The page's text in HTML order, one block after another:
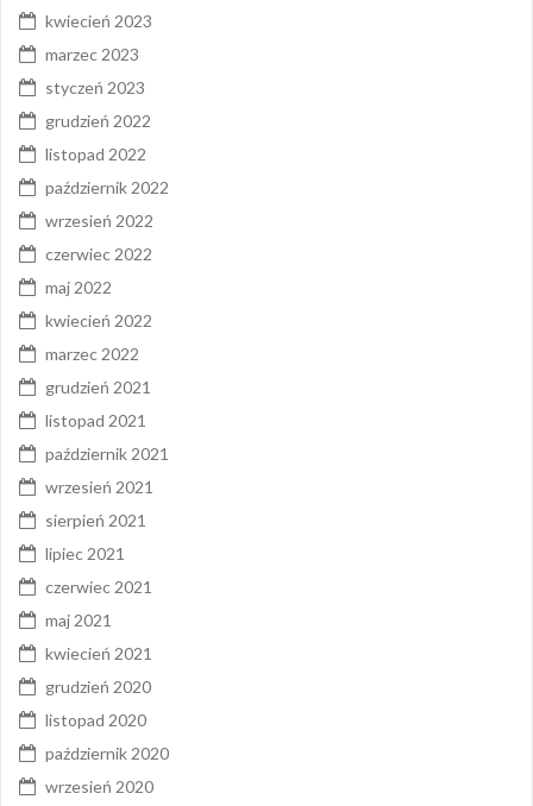
kwiecień 2023
marzec 2023
styczeń 2023
grudzień 2022
listopad 2022
październik 2022
wrzesień 2022
czerwiec 2022
maj 2022
kwiecień 2022
marzec 2022
grudzień 2021
listopad 2021
październik 2021
wrzesień 2021
sierpień 2021
lipiec 2021
czerwiec 2021
maj 2021
kwiecień 2021
grudzień 2020
listopad 2020
październik 2020
wrzesień 2020